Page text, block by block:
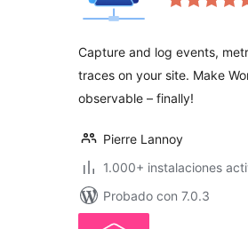
Capture and log events,
traces on your site. Make
observable – finally!
Pierre Lannoy
1.000+ instalaciones
Probado con 7.0.3